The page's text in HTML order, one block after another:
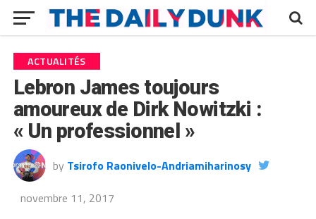
ACTUALITÉS
Lebron James toujours
amoureux de Dirk Nowitzki :
« Un professionnel »
by Tsirofo Raonivelo-Andriamiharinosy
novembre 11, 2017